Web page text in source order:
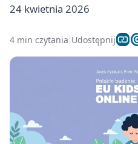
24 kwietnia 2026
4 min czytania Udostępnij